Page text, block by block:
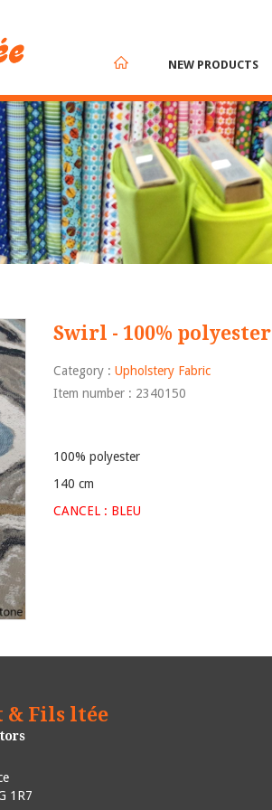
NEW PRODUCTS
Swirl - 100% polyester
Category : Upholstery Fabric
Item number : 2340150
100% polyester
140 cm
CANCEL : BLEU
& Fils ltée
1R7